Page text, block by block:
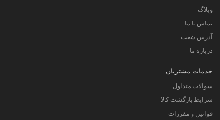
وبلاگ
تماس با ما
آدرس شعب
درباره ما
خدمات مشتریان
سوالات متداول
شرایط بازگشت کالا
قوانین و مقررات